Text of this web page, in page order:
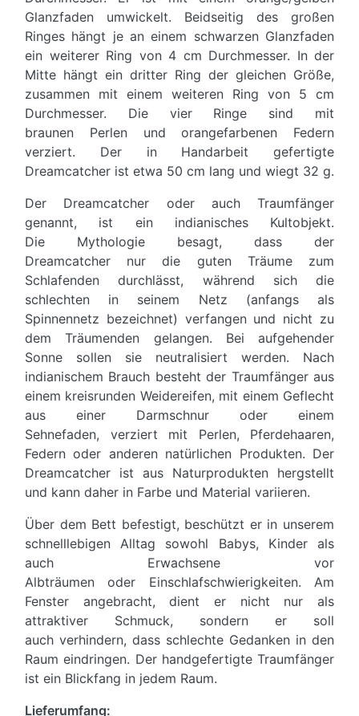
Glanzfaden umwickelt. Beidseitig des großen
Ringes hängt je an einem schwarzen Glanzfaden
ein weiterer Ring von 4 cm Durchmesser. In der
Mitte hängt ein dritter Ring der gleichen Größe,
zusammen mit einem weiteren Ring von 5 cm
Durchmesser. Die vier Ringe sind mit
braunen Perlen und orangefarbenen Federn
verziert. Der in Handarbeit gefertigte
Dreamcatcher ist etwa 50 cm lang und wiegt 32 g.
Der Dreamcatcher oder auch Traumfänger
genannt, ist ein indianisches Kultobjekt.
Die Mythologie besagt, dass der
Dreamcatcher nur die guten Träume zum
Schlafenden durchlässt, während sich die
schlechten in seinem Netz (anfangs als
Spinnennetz bezeichnet) verfangen und nicht zu
dem Träumenden gelangen. Bei aufgehender
Sonne sollen sie neutralisiert werden. Nach
indianischem Brauch besteht der Traumfänger aus
einem kreisrunden Weidereifen, mit einem Geflecht
aus einer Darmschnur oder einem
Sehnefaden, verziert mit Perlen, Pferdehaaren,
Federn oder anderen natürlichen Produkten. Der
Dreamcatcher ist aus Naturprodukten hergstellt
und kann daher in Farbe und Material variieren.
Über dem Bett befestigt, beschützt er in unserem
schnelllebigen Alltag sowohl Babys, Kinder als
auch Erwachsene vor
Albträumen oder Einschlafschwierigkeiten. Am
Fenster angebracht, dient er nicht nur als
attraktiver Schmuck, sondern er soll
auch verhindern, dass schlechte Gedanken in den
Raum eindringen. Der handgefertigte Traumfänger
ist ein Blickfang in jedem Raum.
Lieferumfang: